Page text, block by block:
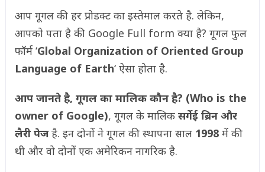
आप गूगल की हर प्रोडक्ट का इस्तेमाल करते है. लेकिन,
आपको पता है की Google Full form क्या है? गूगल फुल
फॉर्म ‘Global Organization of Oriented Group
Language of Earth‘ ऐसा होता है.
आप जानते है, गूगल का मालिक कौन है? (Who is the
owner of Google), गूगल के मालिक सर्गेई ब्रिन और
लैरी पेजहै. इन दोनों ने गूगल की स्थापना साल 1998 में की
थी और वो दोनों एक अमेरिकन नागरिक है.